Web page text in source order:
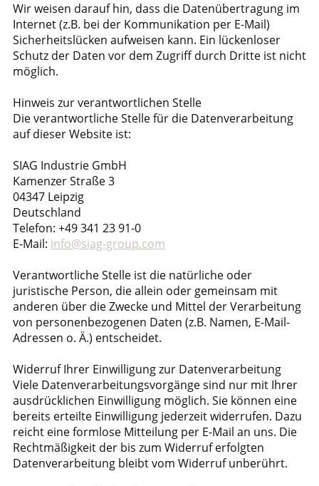
Wir weisen darauf hin, dass die Datenübertragung im
Internet (z.B. bei der Kommunikation per E-Mail)
Sicherheitslücken aufweisen kann. Ein lückenloser
Schutz der Daten vor dem Zugriff durch Dritte ist nicht
möglich.
Hinweis zur verantwortlichen Stelle
Die verantwortliche Stelle für die Datenverarbeitung
auf dieser Website ist:
SIAG Industrie GmbH
Kamenzer Straße 3
04347 Leipzig
Deutschland
Telefon: +49 341 23 91-0
E-Mail: info@siag-group.com
Verantwortliche Stelle ist die natürliche oder
juristische Person, die allein oder gemeinsam mit
anderen über die Zwecke und Mittel der Verarbeitung
von personenbezogenen Daten (z.B. Namen, E-Mail-
Adressen o. Ä.) entscheidet.
Widerruf Ihrer Einwilligung zur Datenverarbeitung
Viele Datenverarbeitungsvorgänge sind nur mit Ihrer
ausdrücklichen Einwilligung möglich. Sie können eine
bereits erteilte Einwilligung jederzeit widerrufen. Dazu
reicht eine formlose Mitteilung per E-Mail an uns. Die
Rechtmäßigkeit der bis zum Widerruf erfolgten
Datenverarbeitung bleibt vom Widerruf unberührt.